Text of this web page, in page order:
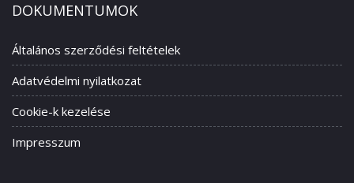
DOKUMENTUMOK
Általános szerződési feltételek
Adatvédelmi nyilatkozat
Cookie-k kezelése
Impresszum